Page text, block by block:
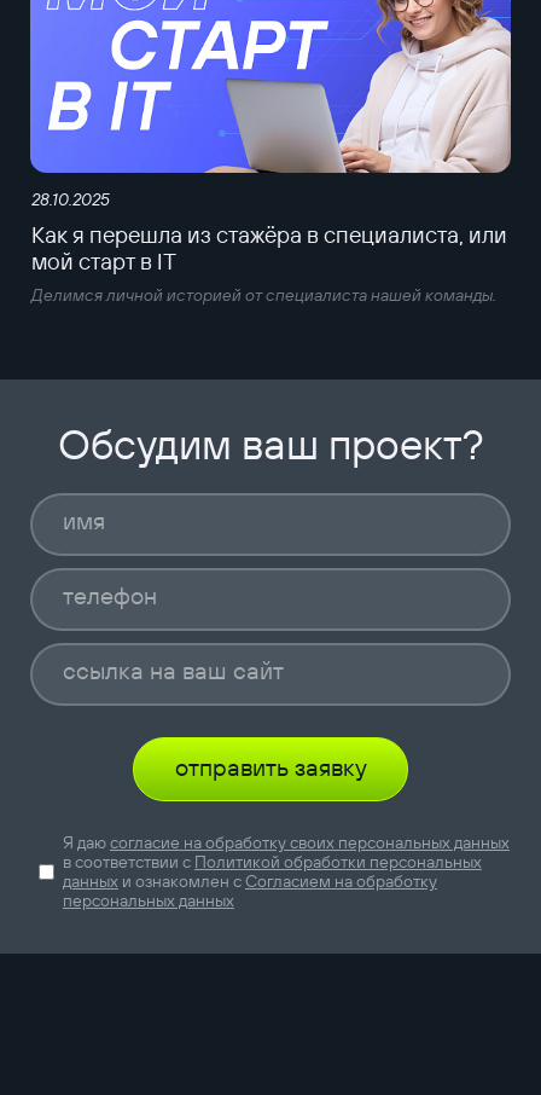
28.10.2025
Как я перешла из стажёра в специалиста, или
мой старт в IT
Делимся личной историей от специалиста нашей команды.
Обсудим ваш проект?
отправить заявку
Я даюсогласие на обработку своих персональных данных
в соответствии с Политикой обработки персональных
данныхи ознакомлен сСогласием на обработку
персональных данных